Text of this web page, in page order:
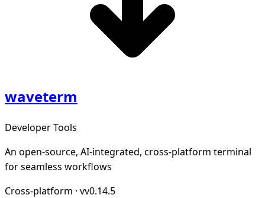
waveterm
Developer Tools
An open-source, AI-integrated, cross-platform terminal
for seamless workflows
Cross-platform · vv0.14.5